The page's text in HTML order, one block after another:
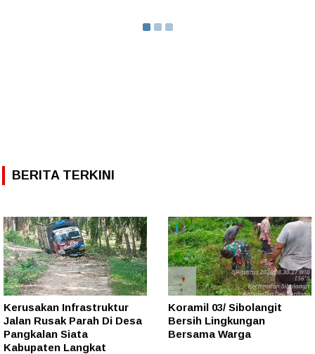
BERITA TERKINI
Kerusakan Infrastruktur
Jalan Rusak Parah Di Desa
Pangkalan Siata
Kabupaten Langkat
Koramil 03/ Sibolangit
Bersih Lingkungan
Bersama Warga